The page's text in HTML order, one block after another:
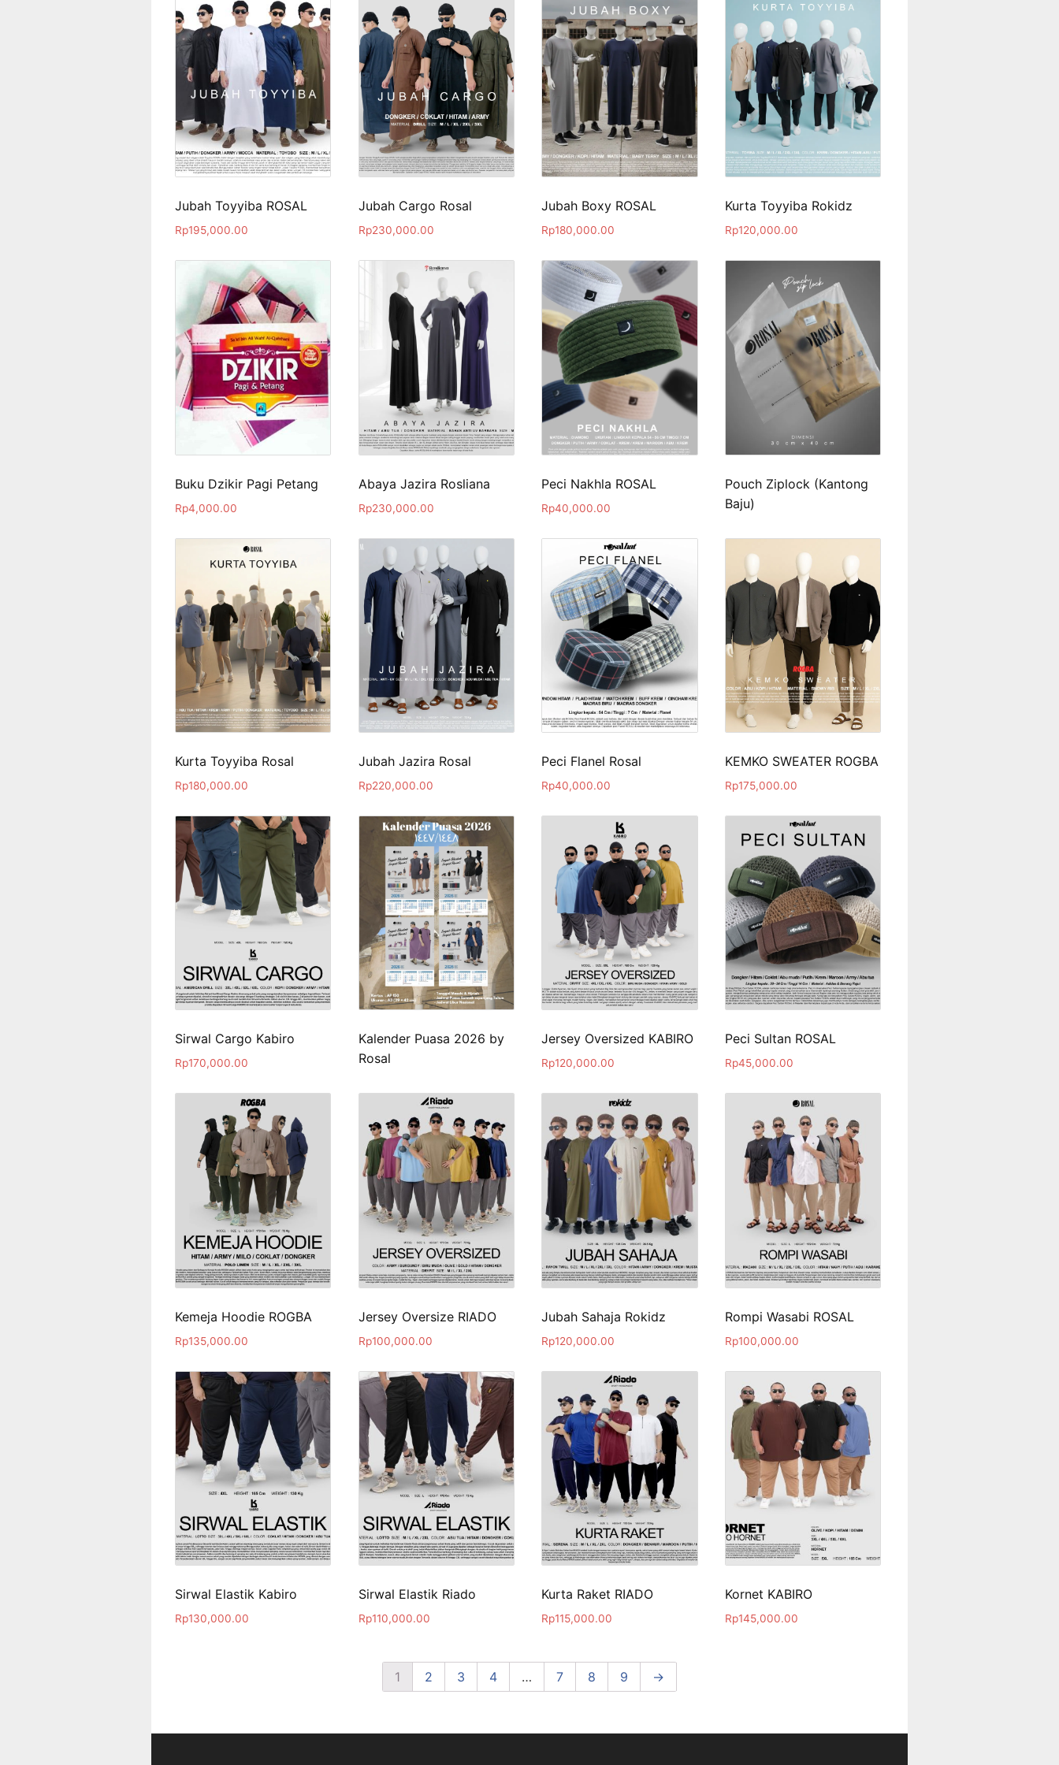
Jubah Toyyiba ROSAL
Rp195,000.00
Jubah Cargo Rosal
Rp230,000.00
Jubah Boxy ROSAL
Rp180,000.00
Kurta Toyyiba Rokidz
Rp120,000.00
Buku Dzikir Pagi Petang
Rp4,000.00
Abaya Jazira Rosliana
Rp230,000.00
Peci Nakhla ROSAL
Rp40,000.00
Pouch Ziplock (Kantong
Baju)
Kurta Toyyiba Rosal
Rp180,000.00
Jubah Jazira Rosal
Rp220,000.00
Peci Flanel Rosal
Rp40,000.00
KEMKO SWEATER ROGBA
Rp175,000.00
Sirwal Cargo Kabiro
Rp170,000.00
Kalender Puasa 2026 by
Rosal
Jersey Oversized KABIRO
Rp120,000.00
Peci Sultan ROSAL
Rp45,000.00
Kemeja Hoodie ROGBA
Rp135,000.00
Jersey Oversize RIADO
Rp100,000.00
Jubah Sahaja Rokidz
Rp120,000.00
Rompi Wasabi ROSAL
Rp100,000.00
Sirwal Elastik Kabiro
Rp130,000.00
Sirwal Elastik Riado
Rp110,000.00
Kurta Raket RIADO
Rp115,000.00
Kornet KABIRO
Rp145,000.00
1 2 3 4 … 7 8 9 →